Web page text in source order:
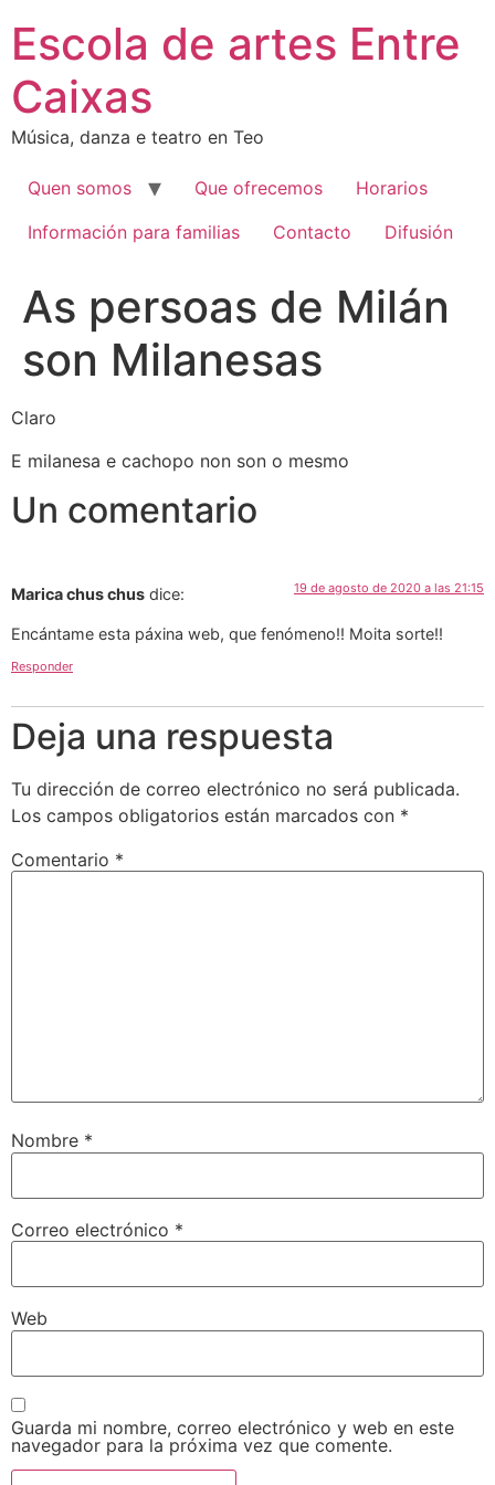
contenido
Escola de artes Entre
Caixas
Música, danza e teatro en Teo
Quen somos Que ofrecemos
Horarios
Información para familias
Contacto Difusión
As persoas de Milán
son Milanesas
Claro
E milanesa e cachopo non son o mesmo
Un comentario
Marica chus chus dice: 19 de agosto de 2020 a las 21:15
Encántame esta páxina web, que fenómeno!! Moita sorte!!
Responder
Deja una respuesta
Tu dirección de correo electrónico no será publicada.
Los campos obligatorios están marcados con *
Comentario *
Nombre *
Correo electrónico *
Web
Guarda mi nombre, correo electrónico y web en este
navegador para la próxima vez que comente.